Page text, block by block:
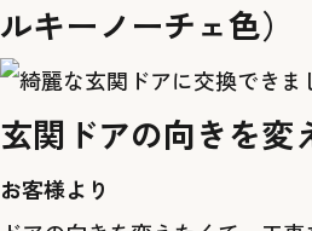
ルキーノーチェ色）
玄関ドアの向きを変
お客様より